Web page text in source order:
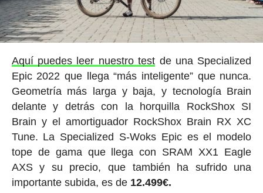
Aquí puedes leer nuestro test de una Specialized
Epic 2022 que llega “más inteligente” que nunca.
Geometría más larga y baja, y tecnología Brain
delante y detrás con la horquilla RockShox SI
Brain y el amortiguador RockShox Brain RX XC
Tune. La Specialized S-Woks Epic es el modelo
tope de gama que llega con SRAM XX1 Eagle
AXS y su precio, que también ha sufrido una
importante subida, es de 12.499€.